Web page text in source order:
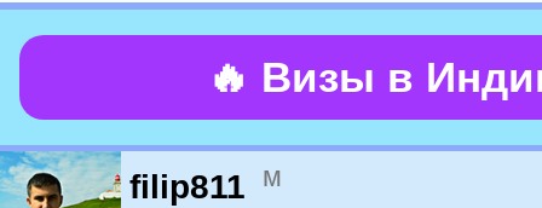
🔥 Визы в
filip811 м